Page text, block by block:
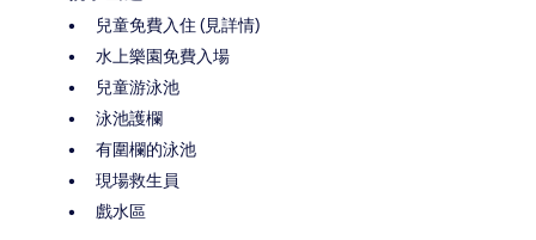
兒童免費入住 (見詳情)
水上樂園免費入場
兒童游泳池
泳池護欄
有圍欄的泳池
現場救生員
戲水區